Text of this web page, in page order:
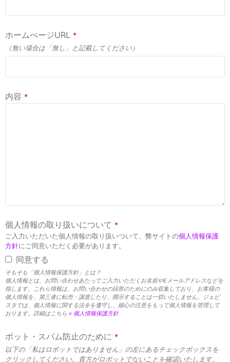
ホームぺージURL *
（無い場合は「無し」と記載してください）
内容 *
個人情報の取り扱いについて *
ご入力いただいた個人情報の取り扱いついて、弊サイトの個人情報保護
方針にご同意いただく必要があります。
同意する
そもそも「個人情報保護方針」とは？
個人情報とは、お問い合わせあたってご入力いただくお名前やEメールアドレスなどを
指します。これら情報は、お問い合わせの回答のためにのみ収集しており、お客様の
個人情報を、第三者に転売・譲渡したり、開示することは一切いたしません。ジェピ
スタでは、個人情報に関する法令を遵守し、細心の注意をもって個人情報を管理して
おります。詳細はこちら » 個人情報保護方針
ボット・スパム防止のために *
以下の「私はロボットではありません」の左にあるチェックボックスを
クリックしてください。貴方がロボットでないことを確認いたします。